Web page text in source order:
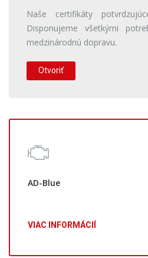
Naše certifikáty
Disponujeme všetkými
medzinárodnú dopravu.
Otvoriť
AD-Blue
VIAC INFORMÁCIÍ